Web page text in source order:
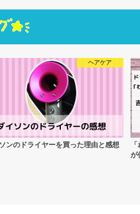
ヘアケア
ンのドライヤーを買った理由と感想
が